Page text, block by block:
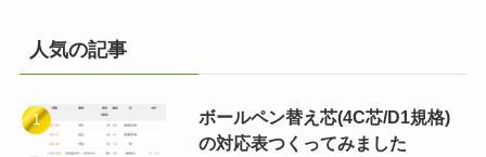
人気の記事
ボールペン替え芯(4C芯/D1規格)
の対応表つくってみました